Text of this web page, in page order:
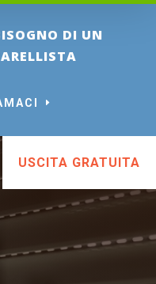
DI UN
USCITA GRATUITA